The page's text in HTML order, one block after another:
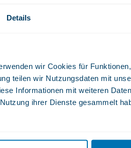
Details
wir Cookies für
teilen wir Nutzungsdaten mit
Informationen mit weiteren
ihrer Dienste gesammelt